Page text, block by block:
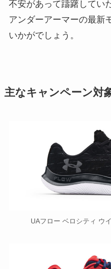
不安があって躊躇してい
アンダーアーマーの最新
いかがでしょう。
主なキャンペーン対
UAフロー ベロシティ ウ